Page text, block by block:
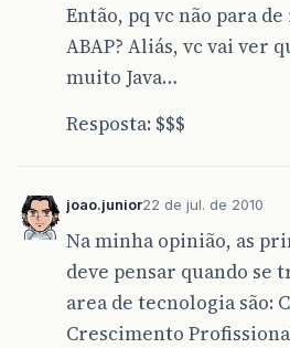
Então, pq vc não para
ABAP? Aliás, vc vai ver
muito Java…
Resposta: $$$
joao.junior22 de jul. de 2010
Na minha opinião, as
deve pensar quando se
area de tecnologia são:
Crescimento